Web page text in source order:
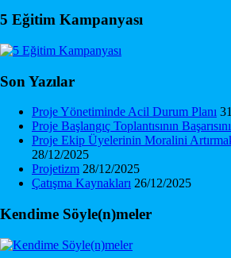
5 Eğitim Kampanyası
Son Yazılar
Proje Yönetiminde Acil Durum Planı
Proje Başlangıç Toplantısının
Proje Ekip Üyelerinin Moralini
28/12/2025
Projetizm 28/12/2025
Çatışma Kaynakları 26/12/2025
Kendime Söyle(n)meler